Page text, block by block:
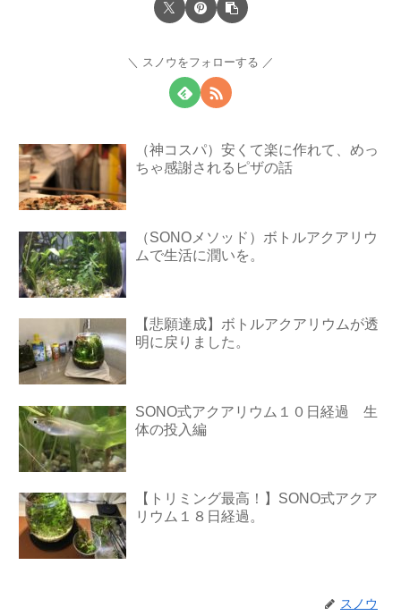
スノウをフォローする
（神コスパ）安くて楽に作れて、めっ
ちゃ感謝されるピザの話
（SONOメソッド）ボトルアクアリウ
ムで生活に潤いを。
【悲願達成】ボトルアクアリウムが透
明に戻りました。
SONO式アクアリウム１０日経過 生
体の投入編
【トリミング最高！】SONO式アクア
リウム１８日経過。
スノウ